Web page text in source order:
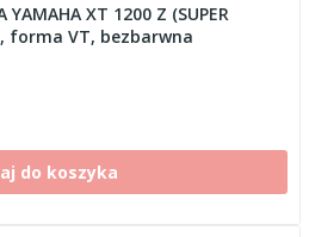
XT 1200 Z (SUPER
forma VT, bezbarwna
do koszyka